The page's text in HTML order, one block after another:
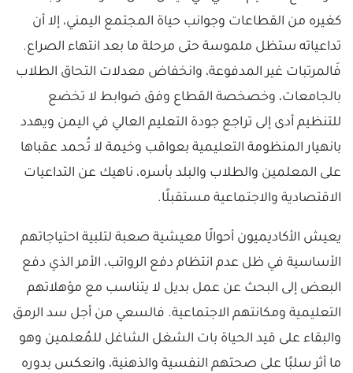
كغيره من القطاعات وجوانب حياة المجتمع اليمني، إلا أن
تداعياته ستظل ملموسة حتى مرحلة ما بعد انتهاء الصراع.
فَالمرتبات غير المدفوعة، وانخفاض معدلات التحاق الطلاب
بالجامعات، وخصخصة القطاع وفق ضوابط لا تخضع
للتنظيم أدى إلى تراجع جودة التعليم العالي في اليمن ويهدد
بانهيار المنظومة التعليمية بعواقب وخيمة لا تُحمد عقباها
على المعلمين والطلاب والبلد بأسره، ناهيك عن التداعيات
الاقتصادية والاجتماعية مستقبلًا.
يعيش الأكاديميون أحوالًا معيشية صعبة لتلبية احتياجاتهم
الأساسية في ظل عدم انتظام دفع الرواتب، الأمر الذي دفع
البعض إلى البحث عن عمل بديل لا يتناسب مع مؤهلاتهم
التعليمية ومكانتهم الاجتماعية. فالسعي من أجل سد الرمق
والبقاء على قيد الحياة بات الشغل الشاغل للمُعلمين وهو
ما أثر سلبًا على صحتهم النفسية والذهنية، وانعكس بدوره